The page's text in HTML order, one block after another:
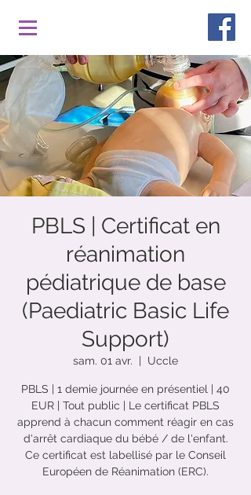
PBLS | Certificat en
réanimation
pédiatrique de base
(Paediatric Basic Life
Support)
sam. 01 avr.
  |
Uccle
PBLS | 1 demie journée en présentiel | 40
EUR | Tout public | Le certificat PBLS
apprend à chacun comment réagir en cas
d'arrêt cardiaque du bébé / de l'enfant.
Ce certificat est labellisé par le Conseil
Européen de Réanimation (ERC).